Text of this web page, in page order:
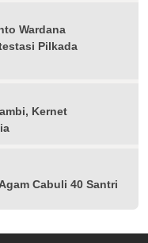
Wardana
Pilkada
Kernet
Cabuli 40 Santri